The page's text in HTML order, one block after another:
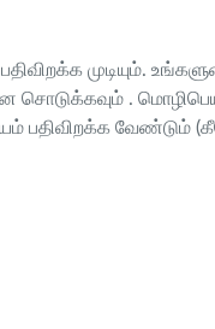
முடியும்.
.
பதிவிறக்க வேண்டும்